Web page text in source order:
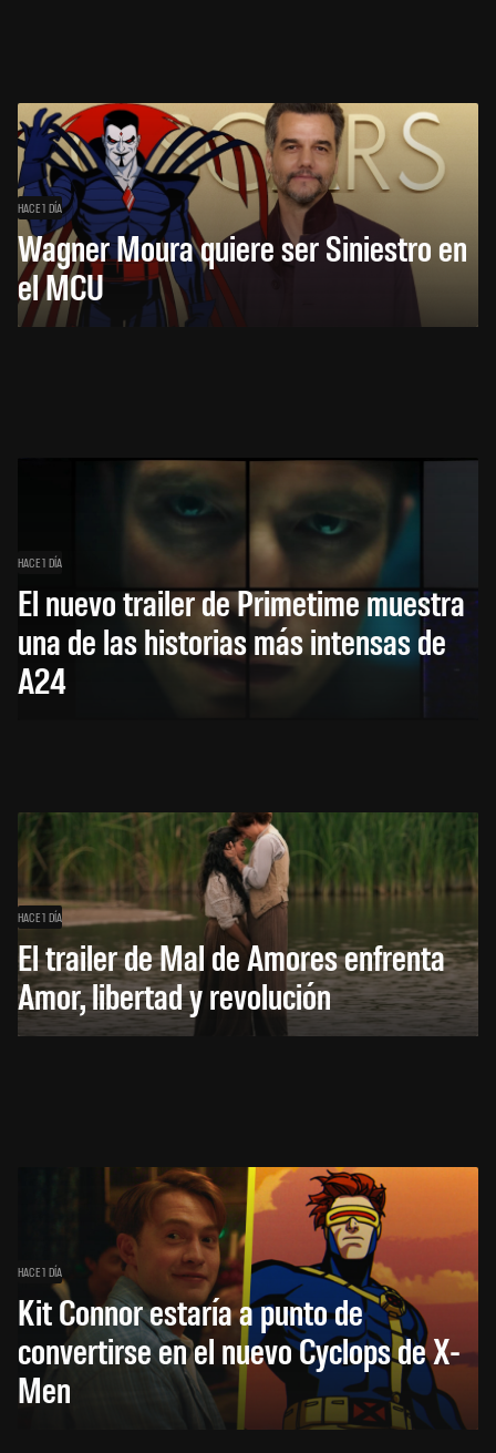
HACE 1 DÍA
Wagner Moura quiere ser Siniestro en
el MCU
HACE 1 DÍA
El nuevo trailer de Primetime muestra
una de las historias más intensas de
A24
HACE 1 DÍA
El trailer de Mal de Amores enfrenta
Amor, libertad y revolución
HACE 1 DÍA
Kit Connor estaría a punto de
convertirse en el nuevo Cyclops de X-
Men